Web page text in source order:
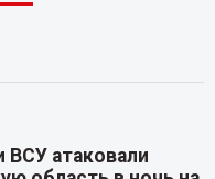
ВСУ атаковали